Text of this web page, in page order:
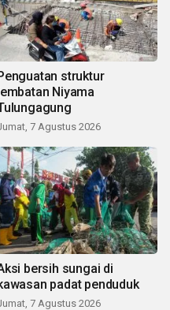
struktur
Niyama
7 Agustus 2026
bersih sungai di
padat penduduk
7 Agustus 2026